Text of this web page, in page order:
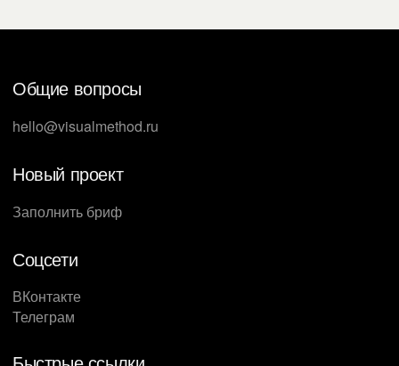
Общие вопросы
hello@visualmethod.ru
Новый проект
Заполнить бриф
Соцсети
ВКонтакте
Телеграм